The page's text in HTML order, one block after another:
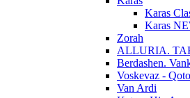
Karas
Karas
Zorah
ALLURIA.
Berdashen.
Voskevaz -
Van Ardi